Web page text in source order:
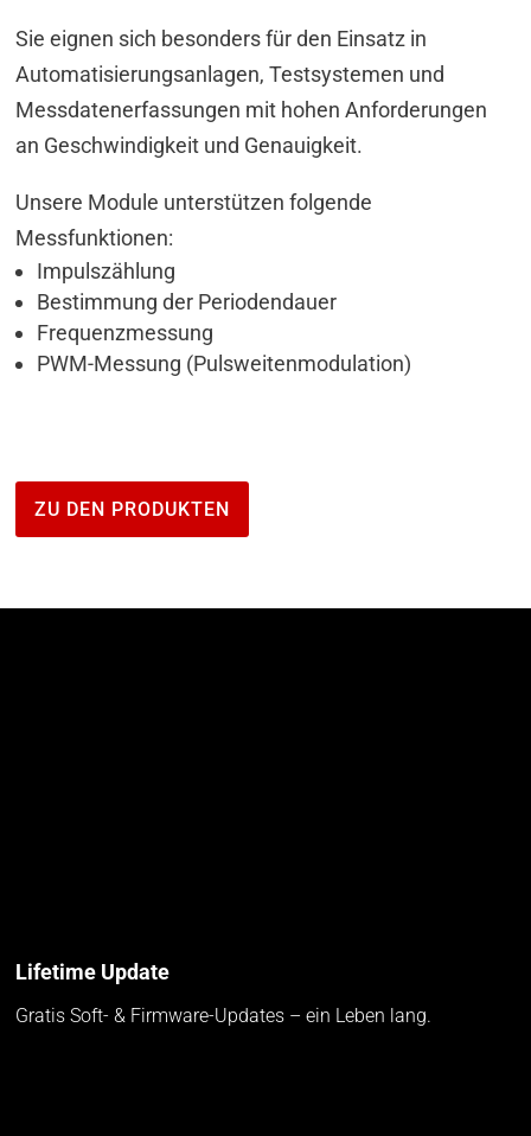
Sie eignen sich besonders für den Einsatz in
Automatisierungsanlagen, Testsystemen und
Messdatenerfassungen mit hohen Anforderungen
an Geschwindigkeit und Genauigkeit.
Unsere Module unterstützen folgende
Messfunktionen:
Impulszählung
Bestimmung der Periodendauer
Frequenzmessung
PWM-Messung (Pulsweitenmodulation)
ZU DEN PRODUKTEN
Lifetime Update
Gratis Soft- & Firmware-Updates – ein Leben lang.